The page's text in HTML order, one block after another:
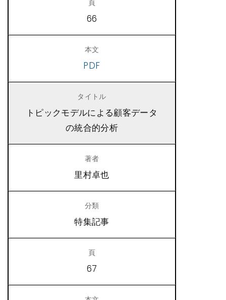
66
PDF
トピックモデルによる顧客データ
の統合的分析
里村卓也
特集記事
67